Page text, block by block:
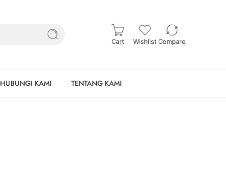
Cart Wishlist Compare
HUBUNGI KAMI TENTANG KAMI